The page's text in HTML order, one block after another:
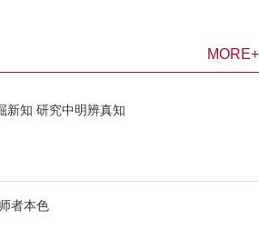
MORE+
新知 研究中明辨真知
者本色